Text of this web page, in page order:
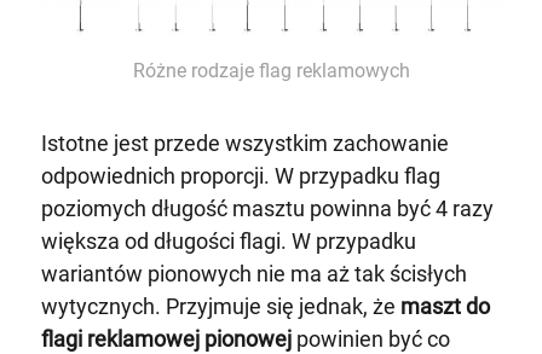
Różne rodzaje flag reklamowych
Istotne jest przede wszystkim zachowanie
odpowiednich proporcji. W przypadku flag
poziomych długość masztu powinna być 4 razy
większa od długości flagi. W przypadku
wariantów pionowych nie ma aż tak ścisłych
wytycznych. Przyjmuje się jednak, że maszt do
flagi reklamowej pionowejpowinien być co